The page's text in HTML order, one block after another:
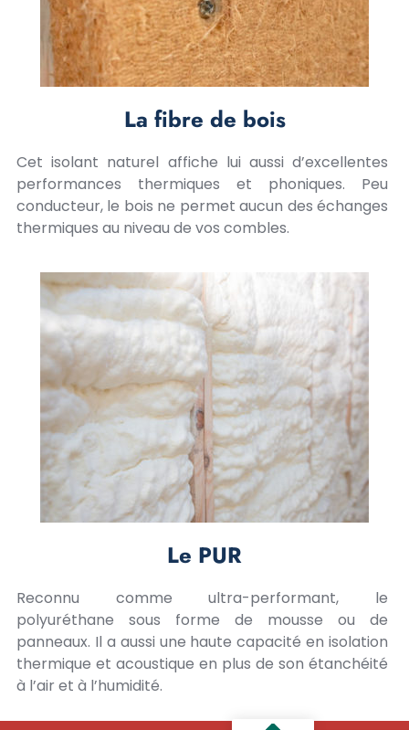
La fibre de bois
Cet isolant naturel affiche lui aussi d’excellentes
performances thermiques et phoniques. Peu
conducteur, le bois ne permet aucun des échanges
thermiques au niveau de vos combles.
Le PUR
Reconnu comme ultra-performant, le
polyuréthane sous forme de mousse ou de
panneaux. Il a aussi une haute capacité en isolation
thermique et acoustique en plus de son étanchéité
à l’air et à l’humidité.